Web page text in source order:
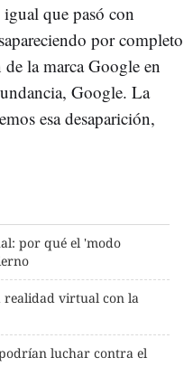
que pasó con
por completo
la marca Google en
Google. La
esa desaparición,
por qué el 'modo
realidad virtual con la
luchar contra el